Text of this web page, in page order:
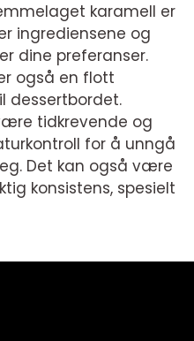
karamell er
ingrediensene og
dine preferanser.
også en flott
dessertbordet.
tidkrevende og
for å unngå
Det kan også være
konsistens, spesielt